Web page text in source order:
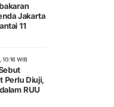
Jakarta
11
WIB
Perlu Diuji,
RUU